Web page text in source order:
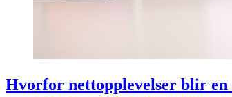
Hvorfor nettopplevelser blir en